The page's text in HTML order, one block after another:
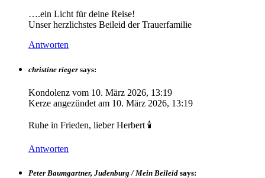
….ein Licht für deine Reise!
Unser herzlichstes Beileid der Trauerfamilie
Antworten
christine rieger says:
Kondolenz vom 10. März 2026, 13:19
Kerze angezündet am 10. März 2026, 13:19
Ruhe in Frieden, lieber Herbert 🕯️
Antworten
Peter Baumgartner, Judenburg / Mein Beileid says: